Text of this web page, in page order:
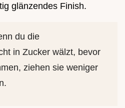
glänzendes Finish.
du die
in Zucker wälzt, bevor
ziehen sie weniger